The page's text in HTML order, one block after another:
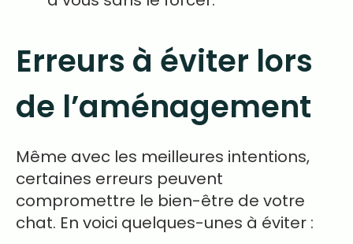
Erreurs à éviter lors
de l’aménagement
Même avec les meilleures intentions,
certaines erreurs peuvent
compromettre le bien-être de votre
chat. En voici quelques-unes à éviter :